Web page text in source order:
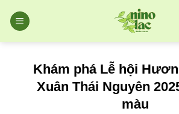
đến
Khám phá Lễ hội
Xuân Thái Nguyên
màu